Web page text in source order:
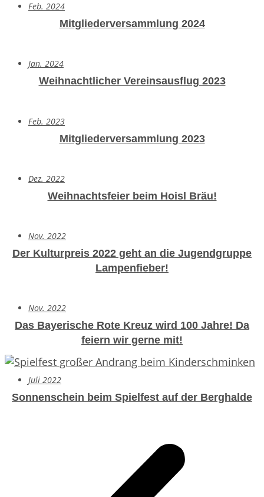
Feb. 2024
Mitgliederversammlung 2024
Jan. 2024
Weihnachtlicher Vereinsausflug 2023
Feb. 2023
Mitgliederversammlung 2023
Dez. 2022
Weihnachtsfeier beim Hoisl Bräu!
Nov. 2022
Der Kulturpreis 2022 geht an die Jugendgruppe
Lampenfieber!
Nov. 2022
Das Bayerische Rote Kreuz wird 100 Jahre! Da
feiern wir gerne mit!
Juli 2022
Sonnenschein beim Spielfest auf der Berghalde